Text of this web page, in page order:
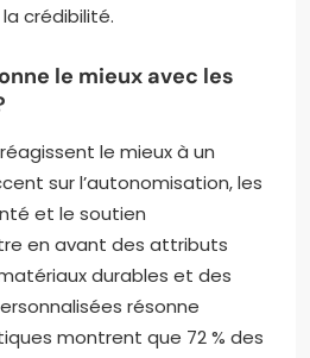
crédibilité.
le mieux avec les
le mieux à un
sur l’autonomisation, les
et le soutien
en avant des attributs
durables et des
résonne
montrent que 72 % des